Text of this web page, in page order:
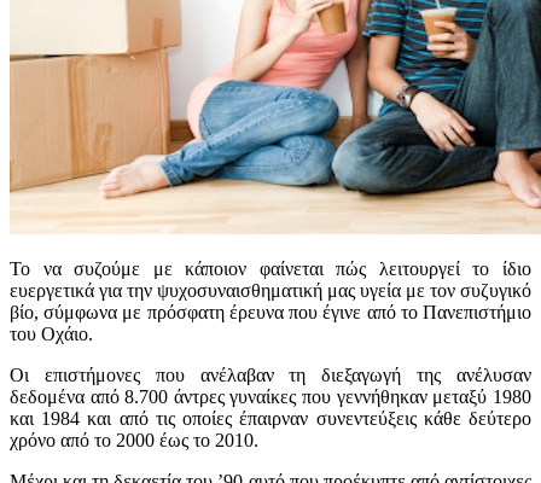
Το να συζούμε με κάποιον φαίνεται πώς λειτουργεί το ίδιο
ευεργετικά για την ψυχοσυναισθηματική μας υγεία με τον συζυγικό
βίο, σύμφωνα με πρόσφατη έρευνα που έγινε από το Πανεπιστήμιο
του Οχάιο.
Οι επιστήμονες που ανέλαβαν τη διεξαγωγή της ανέλυσαν
δεδομένα από 8.700 άντρες γυναίκες που γεννήθηκαν μεταξύ 1980
και 1984 και από τις οποίες έπαιρναν συνεντεύξεις κάθε δεύτερο
χρόνο από το 2000 έως το 2010.